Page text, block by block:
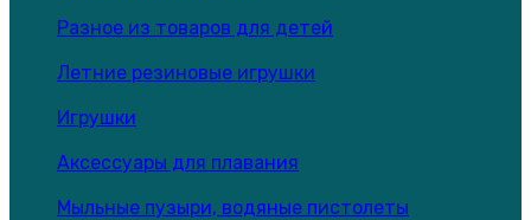
Разное из товаров для детей
Летние резиновые игрушки
Игрушки
Аксессуары для плавания
Мыльные пузыри, водяные пистолеты